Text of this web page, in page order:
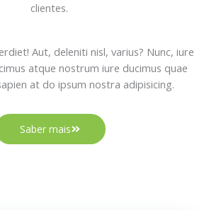
clientes.
Aut, deleniti nisl, varius? Nunc, iure
atque nostrum iure ducimus quae
at do ipsum nostra adipisicing.
Saber mais